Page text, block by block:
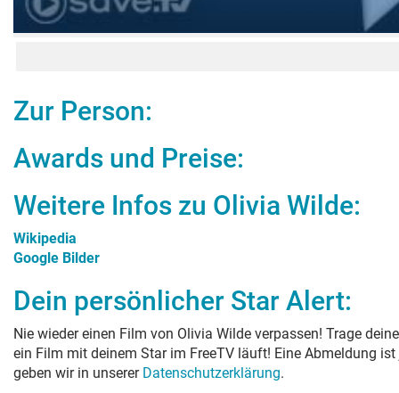
Zur Person:
Awards und Preise:
Weitere Infos zu Olivia Wilde:
Wikipedia
Google Bilder
Dein persönlicher Star Alert:
Nie wieder einen Film von Olivia Wilde verpassen! Trage
ein Film mit deinem Star im FreeTV läuft! Eine Abmeldung
geben wir in unserer Datenschutzerklärung.